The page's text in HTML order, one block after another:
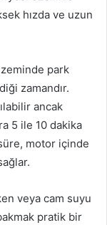
hızda ve uzun
park
zamandır.
ancak
5 ile 10 dakika
motor içinde
veya cam suyu
pratik bir